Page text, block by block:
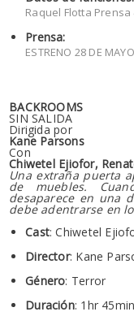
Raquel Flotta
Prensa:
ESTRENO 28 DE MAYO
BACKROOMS
SIN SALIDA
Dirigida por
Kane Parsons
Con
Chiwetel Ejiofor,
Una extraña puerta
de muebles.
desaparece en una
debe adentrarse en
Cast: Chiwetel
Director: Kane
Género: Terror
Duración: 1hr 45min